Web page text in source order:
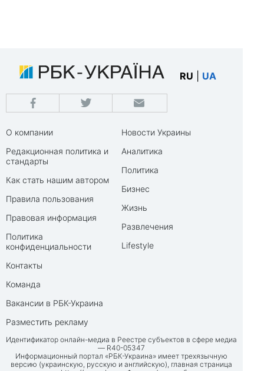
RU UA
О компании
Редакционная политика и
стандарты
Как стать нашим автором
Правила пользования
Правовая информация
Политика
конфиденциальности
Контакты
Команда
Вакансии в РБК-Украина
Разместить рекламу
Новости Украины
Аналитика
Политика
Бизнес
Жизнь
Развлечения
Lifestyle
Идентификатор онлайн-медиа в Реестре субъектов в сфере медиа
— R40-05347
Информационный портал «РБК-Украина» имеет трехязычную
версию (украинскую, русскую и английскую), главная страница